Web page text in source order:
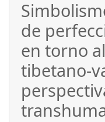
de
en torno
tibetano-